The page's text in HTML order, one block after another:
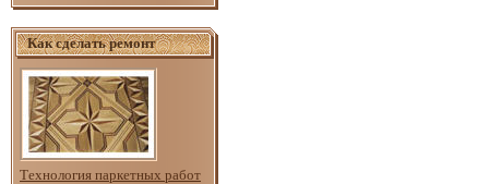
Как сделать ремонт
Технология паркетных работ